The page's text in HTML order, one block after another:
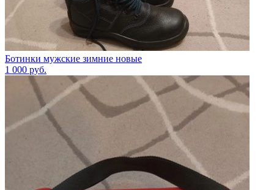
Ботинки мужские зимние новые
1 000 руб.